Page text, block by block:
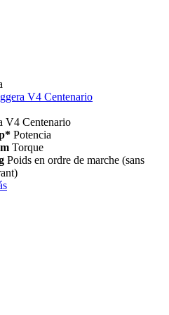
V4 Centenario
V4 Centenario
Potencia
Torque
Poids en ordre de marche (sans